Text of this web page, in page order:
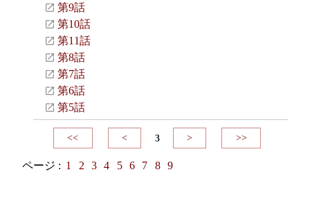
第9話
第10話
第11話
第8話
第7話
第6話
第5話
<< < 3 > >>
ページ : 1 2 3 4 5 6 7 8 9